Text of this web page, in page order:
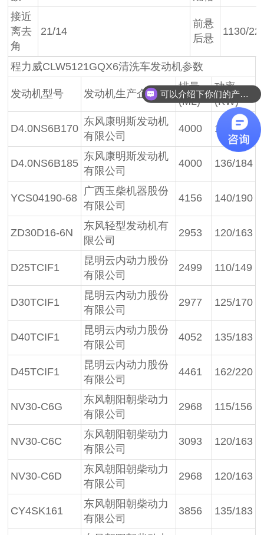
接近
离去
角
21/14
前悬
后悬
1130/
程力威CLW5121GQX6清洗车发动机参数
发动机型号 发动机生产企业
排量
(ML)
功率
(KW)
D4.0NS6B170
东风康明斯发动机
有限公司
4000 125/170
D4.0NS6B185
东风康明斯发动机
有限公司
4000 136/184
YCS04190-68
广西玉柴机器股份
有限公司
4156 140/190
ZD30D16-6N
东风轻型发动机有
限公司
2953 120/163
D25TCIF1
昆明云内动力股份
有限公司
2499 110/149
D30TCIF1
昆明云内动力股份
有限公司
2977 125/170
D40TCIF1
昆明云内动力股份
有限公司
4052 135/183
D45TCIF1
昆明云内动力股份
有限公司
4461 162/220
NV30-C6G
东风朝阳朝柴动力
有限公司
2968 115/156
NV30-C6C
东风朝阳朝柴动力
有限公司
3093 120/163
NV30-C6D
东风朝阳朝柴动力
有限公司
2968 120/163
CY4SK161
东风朝阳朝柴动力
有限公司
3856 135/183
可以介绍下你们的产品么？